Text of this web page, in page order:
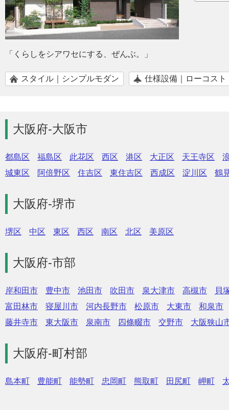
「くらしをシアワセにする、ぜんぶ。」
スタイル｜シンプルモダン 仕様設備｜ローコスト
大阪府-大阪市
都島区 福島区 此花区 西区 港区 大正区 天王寺区
城東区
阿倍野区 住吉区 東住吉区 西成区 淀川区 鶴
大阪府-堺市
堺区 中区 東区 西区 南区 北区 美原区
大阪府-市部
岸和田市 豊中市 池田市 吹田市 泉大津市 高槻市
貝
富田林市
寝屋川市 河内長野市 松原市 大東市
和泉市
藤井寺市
東大阪市 泉南市 四條畷市 交野市 大阪狭山
大阪府-町村部
島本町 豊能町 能勢町 忠岡町 熊取町 田尻町 岬町